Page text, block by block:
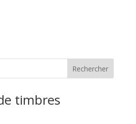
timbres